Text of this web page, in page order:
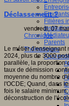
Etudiants
Filières
Parents
Thématiques
Déclassement ?
vendredi, 07
Chronique
Le métier d'enseignant
2024, plus de 3000
parallèle, la proportion
taux de démission
moyenne du nombre
l'OCDE; Quand, dans
fois le salaire
déconstruction de